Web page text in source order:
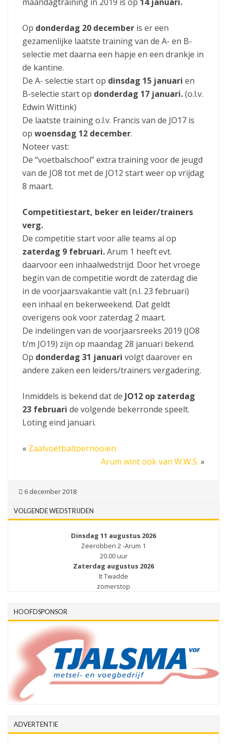
Op donderdag 20 december is er een
gezamenlijke laatste training van de A- en B-
selectie met daarna een hapje en een drankje in
de kantine.
De A- selectie start op dinsdag 15 januari en
B-selectie start op donderdag 17 januari.(o.l.v.
Edwin Wittink)
De laatste training o.l.v. Francis van de JO17 is
op woensdag 12 december.
Noteer vast:
De “voetbalschool” extra training voor de jeugd
van de JO8 tot met de JO12 start weer op vrijdag
8 maart.
Competitiestart, beker en leider/trainers
verg.
De competitie start voor alle teams al op
zaterdag 9 februari.Arum 1 heeft evt.
daarvoor een inhaalwedstrijd. Door het vroege
begin van de competitie wordt de zaterdag die
in de voorjaarsvakantie valt (n.l. 23 februari)
een inhaal en bekerweekend. Dat geldt
overigens ook voor zaterdag 2 maart.
De indelingen van de voorjaarsreeks 2019 (JO8
t/m JO19) zijn op maandag 28 januari bekend.
Op donderdag 31 januari volgt daarover en
andere zaken een leiders/trainers vergadering.
Inmiddels is bekend dat de JO12 op zaterdag
23 februari de volgende bekerronde speelt.
Loting eind januari.
« Zaalvoetbaltoernooien.
Arum wint ook van W.W.S. »
6 december 2018
VOLGENDE WEDSTRIJDEN
Dinsdag 11 augustus 2026
Zeerobben 2 -Arum 1
20.00 uur
Zaterdag augustus 2026
It Twadde
zomerstop
HOOFDSPONSOR
ADVERTENTIE